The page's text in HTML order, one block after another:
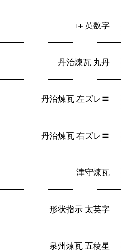
□＋英数字
丹治煉瓦 丸丹
丹治煉瓦 左ズレ〓
丹治煉瓦 右ズレ〓
津守煉瓦
形状指示 太英字
泉州煉瓦 五稜星